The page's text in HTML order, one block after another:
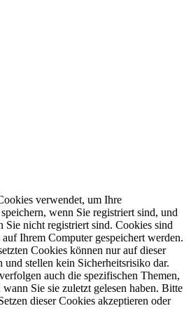
verwendet, um Ihre
wenn Sie registriert sind, und
Sie nicht registriert sind. Cookies sind
Ihrem Computer gespeichert werden.
Cookies können nur auf dieser
und stellen kein Sicherheitsrisiko dar.
auch die spezifischen Themen,
Sie sie zuletzt gelesen haben. Bitte
dieser Cookies akzeptieren oder